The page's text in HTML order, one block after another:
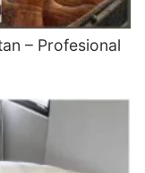
– Profesional